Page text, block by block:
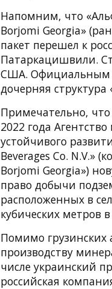
Напомним, что
Borjomi Georgia»
пакет перешел к
Патаркацишвили.
США. Официальным
дочерняя структура
Примечательно,
2022 года
устойчивого
Beverages Co. N.V.»
Borjomi Georgia»)
право добычи
расположенных в
кубических метров в
Помимо грузинских
производству
числе украинский
российская